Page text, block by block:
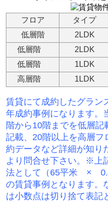
フロア タイプ
低層階
2LDK
低層階
2LDK
低層階
1LDK
高層階
1LDK
賃貸にて成約した グラン
年成約事例になります。
階から10階までを低層
記載、20階以上を高層フ
約データなど詳細が知り
より問合せ下さい。※
法として（65平米 ×
の賃貸事例となります。
は小数点は切り捨て表記